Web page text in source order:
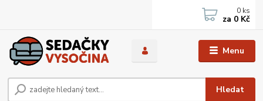
Menu
Hledat
0 ks
za 0 Kč